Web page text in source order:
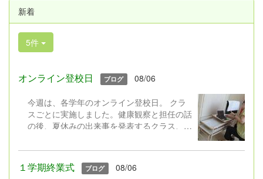
新着
5件
オンライン登校日 ブログ 08/06
今週は、各学年のオンライン登校日。 クラ
スごとに実施しました。健康観察と担任の話
の後、夏休みの出来事を発表するクラス、ク
聞かせをするクラス,、学級園の作物の様子
を中継するクラス・・・活動はそれぞれでし
たが、画面越しに久しぶりに会うクラスの友
１学期終業式 ブログ 08/06